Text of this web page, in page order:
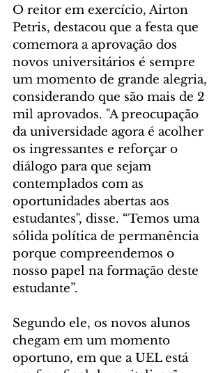
O reitor em exercício, Airton
Petris, destacou que a festa que
comemora a aprovação dos
novos universitários é sempre
um momento de grande alegria,
considerando que são mais de 2
mil aprovados. "A preocupação
da universidade agora é acolher
os ingressantes e reforçar o
diálogo para que sejam
contemplados com as
oportunidades abertas aos
estudantes", disse. “Temos uma
sólida política de permanência
porque compreendemos o
nosso papel na formação deste
estudante”.
Segundo ele, os novos alunos
chegam em um momento
oportuno, em que a UEL está